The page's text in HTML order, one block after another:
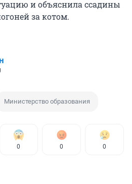
и объяснила ссадины
за котом.
Министерство образования
0 0 0